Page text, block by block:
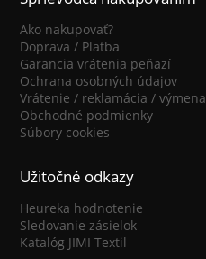
Ako nakupovať?
Doprava / Platba
Garancia vrátenia peňazí
Ochrana osobných údajov
Vrátenie / reklamácia / výmena
Obchodné podmienky
Súbory cookies
Užitočné odkazy
Heureka hodnotenie
Sledovanie zásielok
Katalóg JIMI Textil